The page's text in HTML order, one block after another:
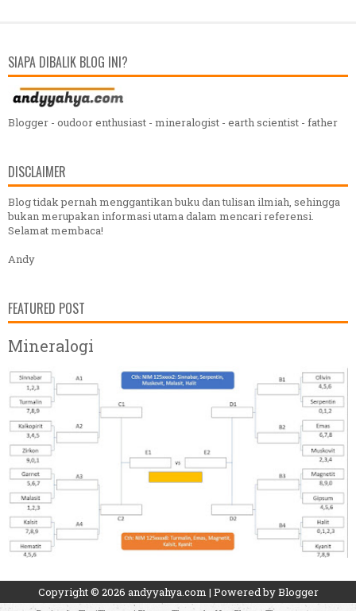
SIAPA DIBALIK BLOG INI?
Blogger - oudoor enthusiast - mineralogist - earth scientist - father
DISCLAIMER
Blog tidak pernah menggantikan buku dan tulisan ilmiah, sehingga
bukan merupakan informasi utama dalam mencari referensi.
Selamat membaca!
Andy
FEATURED POST
Mineralogi
Copyright © 2026 andyyahya.com | Powered byBlogger